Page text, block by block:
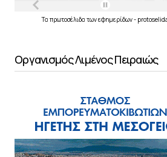
Τα πρωτοσέλιδα τωνεφημερίδων-
Οργανισμός Λιμένος Πειραιώς